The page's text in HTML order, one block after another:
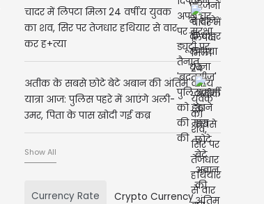
चादर में लिपटा मिला 24 वर्षीय युवक
का शव, सिर पर तेजधार हथियार से वार
कर ह+त्या
अतीक के सबसे छोटे बेटे अबान की अंतिम
यात्रा आज: पुलिस पहरे में आएंगे अली-
उमर, पिता के पास खोदी गई कब्र
Show All
Currency Rate Crypto Currency